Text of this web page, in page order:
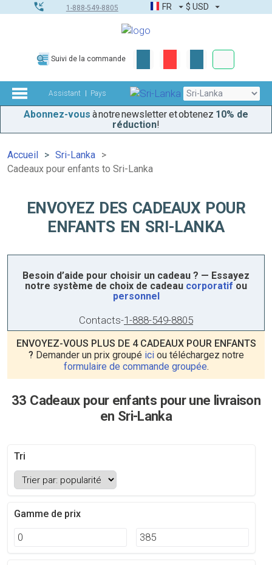
1-888-549-8805 FR $ USD
Suivi de la commande
Assistant Pays
Abonnez-vous à notre newsletter et obtenez 10% de
réduction!
Accueil
Sri-Lanka
Cadeaux pour enfants to Sri-Lanka
ENVOYEZ DES CADEAUX POUR
ENFANTS EN SRI-LANKA
Besoin d’aide pour choisir un cadeau ? — Essayez
notre système de choix de cadeau corporatif ou
personnel
Contacts-1-888-549-8805
ENVOYEZ-VOUS PLUS DE 4 CADEAUX POUR ENFANTS
? Demander un prix groupé iciou téléchargez notre
formulaire de commande groupée.
33 Cadeaux pour enfants pour une livraison
en Sri-Lanka
Tri
Gamme de prix